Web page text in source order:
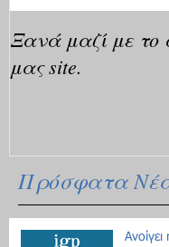
Πρόσφατα
Ξανά μαζί με το
μας site.